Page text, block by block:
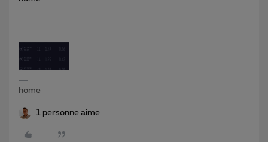
home
1 personne aime